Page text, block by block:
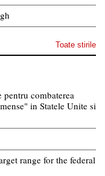
Toate stirile
pentru combaterea
in Statele Unite si
range for the federal